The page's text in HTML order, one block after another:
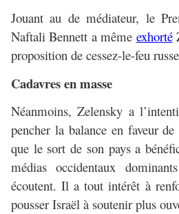
Jouant au de médiateur, le
Naftali Bennett a même exhorté
proposition de cessez-le-feu
Cadavres en masse
Néanmoins, Zelensky a
pencher la balance en faveur
que le sort de son pays a
médias occidentaux
écoutent. Il a tout intérêt à
pousser Israël à soutenir plus